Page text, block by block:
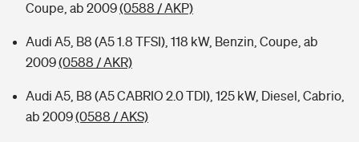
Coupe, ab 2009(0588 / AKP)
Audi A5, B8 (A5 1.8 TFSI), 118 kW, Benzin, Coupe, ab
2009(0588 / AKR)
Audi A5, B8 (A5 CABRIO 2.0 TDI), 125 kW, Diesel, Cabrio,
ab 2009(0588 / AKS)